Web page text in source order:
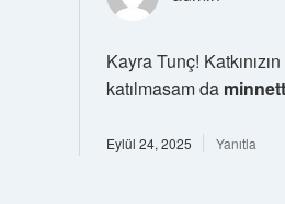
Kayra Tunç!
katılmasam da
Eylül 24, 2025 Yanıtla